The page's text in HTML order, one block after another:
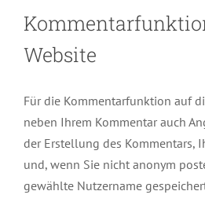
Website
Für die Kommentarfunktion auf
neben Ihrem Kommentar auch
der Erstellung des Kommentars,
und, wenn Sie nicht anonym
gewählte Nutzername